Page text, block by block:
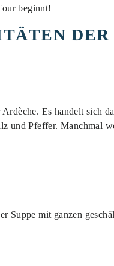
beginnt!
DER
Es handelt sich
und Pfeffer. Manchmal
Suppe mit ganzen